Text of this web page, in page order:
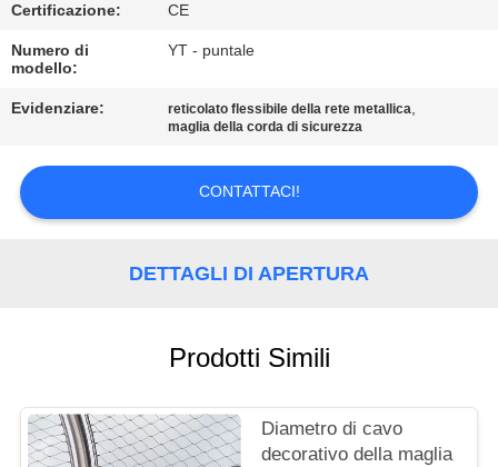
NOTIZIE
RICHIEDA
CITAZIONE
PRIVACY
POLICY
Certificazione: CE
Numero di
modello:
YT - puntale
Evidenziare: reticolato flessibile della rete metallica,
maglia della corda di sicurezza
CONTATTACI!
DETTAGLI DI APERTURA
Prodotti Simili
Diametro di cavo
decorativo della maglia